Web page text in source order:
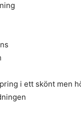
i ett skönt men